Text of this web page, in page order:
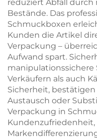
reduziert Abfall
Bestände. Das
Schmuckboxen
Kunden die Artikel
Verpackung –
Aufwand spart.
manipulationssichere
Verkäufern als auch
Sicherheit,
Austausch oder
Verpackung in